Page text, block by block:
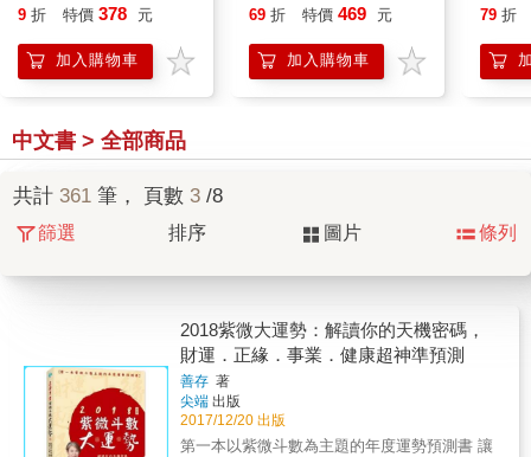
9 折 特價 378 元
加入購物車
解密
69 折 特價 469 元
加入購物車
輯和
79 折
中文書 > 全部商品
共計 361 筆， 頁數 3 /8
篩選 排序 圖片 條列
2018紫微大運勢：解讀你的天機密碼，
財運．正緣．事業．健康超神準預測
善存 著
尖端 出版
2017/12/20 出版
第一本以紫微斗數為主題的年度運勢預測書 讓